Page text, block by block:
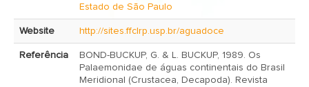
Estado de São Paulo
Website http://sites.ffclrp.usp.br/aguadoce
Referência
BOND-BUCKUP, G. & L. BUCKUP, 1989. Os
Palaemonidae de águas continentais do Brasil
Meridional (Crustacea, Decapoda). Revista